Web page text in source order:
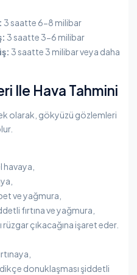
3 saatte 6-8 milibar​
3 saatte 3-6 milibar​
3 saatte 3 milibar veya daha
Ile Hava Tahmini
olarak, gökyüzü gözlemleri
ve yağmura,​
fırtına ve yağmura,​
rüzgar çıkacağına işaret eder.
donuklaşması şiddetli